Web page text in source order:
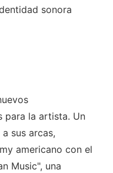
sonora
para la artista. Un
sus arcas,
americano con el
Music", una